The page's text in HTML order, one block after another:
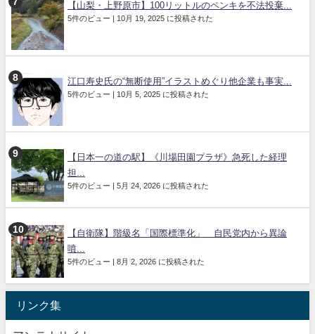
【山梨・上野原市】100リットルのペンキを不法投棄...
5件のビュー | 10月 19, 2025 に投稿された
江口寿史氏の“無断使用”イラストめぐり他企業も事実...
5件のビュー | 10月 5, 2025 に投稿された
【日本一の道の駅】《川場田園プラザ》急死した経理
担...
5件のビュー | 5月 24, 2026 に投稿された
【自衛隊】階級名「国際標準化」 自民党内から異論
噴...
5件のビュー | 8月 2, 2026 に投稿された
リンク集